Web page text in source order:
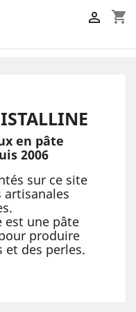
shopping_cart

en pâte
2006
sur ce site
artisanales
est une pâte
produire
et des perles.